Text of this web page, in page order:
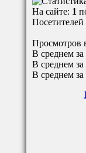
На сайте: 1
Посетителей
Просмотров
В среднем за
В среднем за
В среднем за